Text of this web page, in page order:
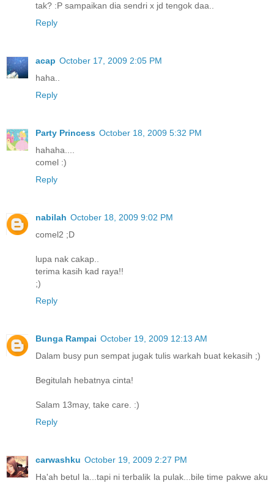
tak? :P sampaikan dia sendri x jd tengok daa..
Reply
acap October 17, 2009 2:05 PM
haha..
Reply
Party Princess October 18, 2009 5:32 PM
hahaha....
comel :)
Reply
nabilah October 18, 2009 9:02 PM
comel2 ;D
lupa nak cakap..
terima kasih kad raya!!
;)
Reply
Bunga Rampai October 19, 2009 12:13 AM
Dalam busy pun sempat jugak tulis warkah buat kekasih ;)
Begitulah hebatnya cinta!
Salam 13may, take care. :)
Reply
carwashku October 19, 2009 2:27 PM
Ha'ah betul la...tapi ni terbalik la pulak...bile time pakwe aku